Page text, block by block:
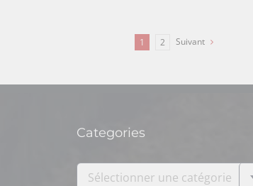
1 2 Suivant
Categories
Sélectionner une catégorie